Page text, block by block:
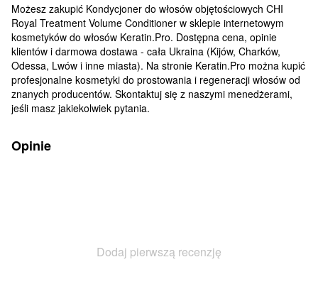
Możesz zakupić Kondycjoner do włosów objętościowych CHI
Royal Treatment Volume Conditioner w sklepie internetowym
kosmetyków do włosów Keratin.Pro. Dostępna cena, opinie
klientów i darmowa dostawa - cała Ukraina (Kijów, Charków,
Odessa, Lwów i inne miasta). Na stronie Keratin.Pro można kupić
profesjonalne kosmetyki do prostowania i regeneracji włosów od
znanych producentów. Skontaktuj się z naszymi menedżerami,
jeśli masz jakiekolwiek pytania.
Opinie
Dodaj pierwszą recenzję